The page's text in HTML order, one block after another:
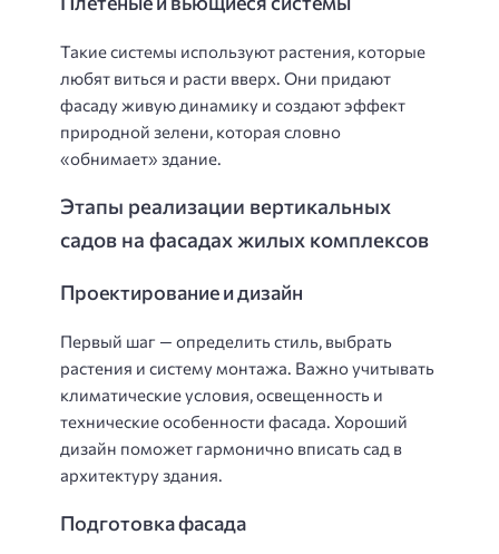
Такие системы используют растения, которые
любят виться и расти вверх. Они придают
фасаду живую динамику и создают эффект
природной зелени, которая словно
«обнимает» здание.
Этапы реализации вертикальных
садов на фасадах жилых комплексов
Проектирование и дизайн
Первый шаг — определить стиль, выбрать
растения и систему монтажа. Важно учитывать
климатические условия, освещенность и
технические особенности фасада. Хороший
дизайн поможет гармонично вписать сад в
архитектуру здания.
Подготовка фасада